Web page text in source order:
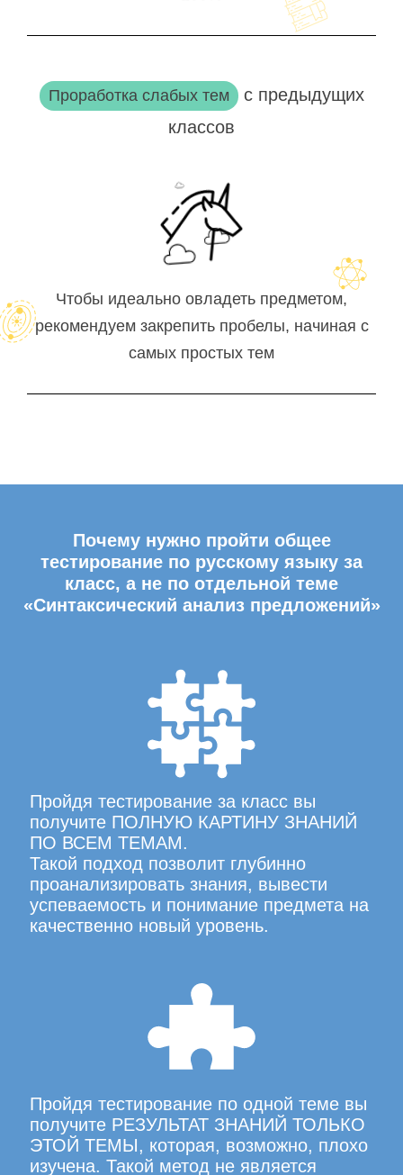
Проработка слабых тем с предыдущих
классов
Чтобы идеально овладеть предметом,
рекомендуем закрепить пробелы, начиная с
самых простых тем
Почему нужно пройти общее
тестирование по русскому языку за
класс, а не по отдельной теме
«Синтаксический анализ предложений»
Пройдя тестирование за класс вы
получите ПОЛНУЮ КАРТИНУ ЗНАНИЙ
ПО ВСЕМ ТЕМАМ.
Такой подход позволит глубинно
проанализировать знания, вывести
успеваемость и понимание предмета на
качественно новый уровень.
Пройдя тестирование по одной теме вы
получите РЕЗУЛЬТАТ ЗНАНИЙ ТОЛЬКО
ЭТОЙ ТЕМЫ, которая, возможно, плохо
изучена. Такой метод не является